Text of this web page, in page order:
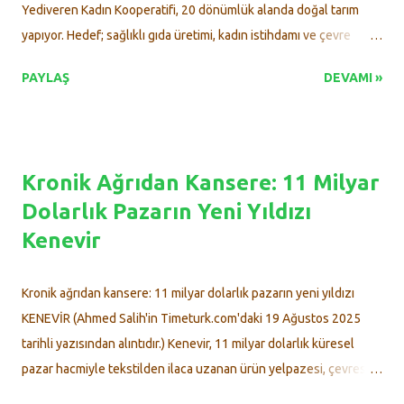
Topuzluoğlu konuşmasında şunları kaydetti: "Bu etkinlik,
tamamen gönüllülük esasıyla, büyük bir dayanışma ve ortak
Yediveren Kadın Kooperatifi, 20 dönümlük alanda doğal tarım
yapıyor. Hedef; sağlıklı gıda üretimi, kadın istihdamı ve çevre
kurulan Yediveren Kadın Kooperatifi, 8 kadın girişimcinin
faaliyetlerini sürdürüyor. Hayallerimizi de ektik Fasulye, domates,
salatalık gibi sebze ağırlıklı ürünler yetiştiren kadınlar, şehirde
doğal ve sağlıklı gıda arayışında olanlar için yeni bir alternatif
sadece sebze değil, hayallerimizi de ektik. Onların yeşerdiğini
görmek bize umut veriyor. Her kadının üretime katılabileceğini
göstermek istiyoruz” dedi. Hedef: Ulaşılabilir ve sağlıklı gıda
Kooperatifin...
PAYLAŞ DEVAMI »
Kronik Ağrıdan Kansere: 11 Milyar
Dolarlık Pazarın Yeni Yıldızı
Kenevir
Kronik ağrıdan kansere: 11 milyar dolarlık pazarın yeni yıldızı
KENEVİR (Ahmed Salih'in Timeturk.com'daki 19 Ağustos 2025
tarihli yazısından alıntıdır.) Kenevir, 11 milyar dolarlık küresel
pazar hacmiyle tekstilden ilaca uzanan ürün yelpazesi, çevresel